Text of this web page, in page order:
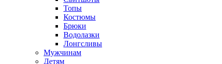
Топы
Костюмы
Брюки
Водолазки
Лонгсливы
Мужчинам
Детям